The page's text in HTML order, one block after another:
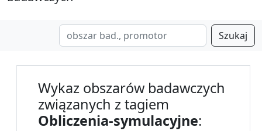
Szukaj
Wykaz obszarów badawczych
związanych z tagiem
Obliczenia-symulacyjne: